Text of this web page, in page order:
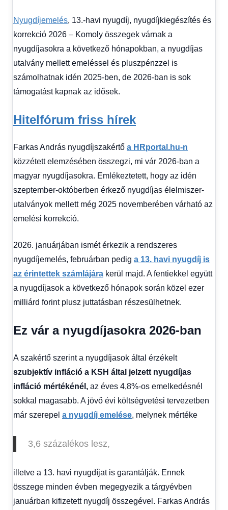
kézből,
Hitel
fórum
Nyugdíjemelés, 13.-havi nyugdíj, nyugdíjkiegészítés és
korrekció 2026 – Komoly összegek várnak a
nyugdíjasokra a következő hónapokban, a nyugdíjas
utalvány mellett emeléssel és pluszpénzzel is
számolhatnak idén 2025-ben, de 2026-ban is sok
támogatást kapnak az idősek.
Hitelfórum friss hírek
Farkas András nyugdíjszakértő a HRportal.hu-n
közzétett elemzésében összegzi, mi vár 2026-ban a
magyar nyugdíjasokra. Emlékeztetett, hogy az idén
szeptember-októberben érkező nyugdíjas élelmiszer-
utalványok mellett még 2025 novemberében várható az
emelési korrekció.
2026. januárjában ismét érkezik a rendszeres
nyugdíjemelés, februárban pedig a 13. havi nyugdíj is
az érintettek számlájára kerül majd. A fentiekkel együtt
a nyugdíjasok a következő hónapok során közel ezer
milliárd forint plusz juttatásban részesülhetnek.
Ez vár a nyugdíjasokra 2026-ban
A szakértő szerint a nyugdíjasok által érzékelt
szubjektív infláció a KSH által jelzett nyugdíjas
infláció mértékénél, az éves 4,8%-os emelkedésnél
sokkal magasabb. A jövő évi költségvetési tervezetben
már szerepel a nyugdíj emelése, melynek mértéke
3,6 százalékos lesz,
illetve a 13. havi nyugdíjat is garantálják. Ennek
összege minden évben megegyezik a tárgyévben
januárban kifizetett nyugdíj összegével. Farkas András